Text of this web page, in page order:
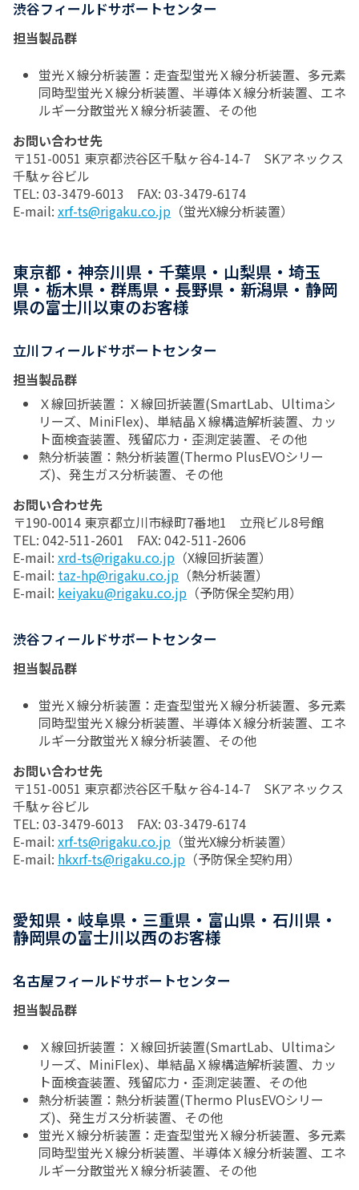
渋谷フィールドサポートセンター
担当製品群
蛍光Ｘ線分析装置：走査型蛍光Ｘ線分析装置、多元素
同時型蛍光Ｘ線分析装置、半導体Ｘ線分析装置、エネ
ルギー分散蛍光Ⅹ線分析装置、その他
お問い合わせ先
〒151-0051 東京都渋谷区千駄ヶ谷4-14-7 SKアネックス
千駄ヶ谷ビル
TEL: 03-3479-6013 FAX: 03-3479-6174
E-mail: xrf-ts@rigaku.co.jp （蛍光X線分析装置）
東京都・神奈川県・千葉県・山梨県・埼玉
県・栃木県・群馬県・長野県・新潟県・静岡
県の富士川以東のお客様
立川フィールドサポートセンター
担当製品群
Ｘ線回折装置：Ｘ線回折装置(SmartLab、Ultimaシ
リーズ、MiniFlex)、単結晶Ｘ線構造解析装置、カッ
ト面検査装置、残留応力・歪測定装置、その他
熱分析装置：熱分析装置(Thermo PlusEVOシリー
ズ)、発生ガス分析装置、その他
お問い合わせ先
〒190-0014 東京都立川市緑町7番地1 立飛ビル8号館
TEL: 042-511-2601 FAX: 042-511-2606
E-mail: xrd-ts@rigaku.co.jp （X線回折装置）
E-mail: taz-hp@rigaku.co.jp （熱分析装置）
E-mail: keiyaku@rigaku.co.jp （予防保全契約用）
渋谷フィールドサポートセンター
担当製品群
蛍光Ｘ線分析装置：走査型蛍光Ｘ線分析装置、多元素
同時型蛍光Ｘ線分析装置、半導体Ｘ線分析装置、エネ
ルギー分散蛍光Ⅹ線分析装置、その他
お問い合わせ先
〒151-0051 東京都渋谷区千駄ヶ谷4-14-7 SKアネックス
千駄ヶ谷ビル
TEL: 03-3479-6013 FAX: 03-3479-6174
E-mail: xrf-ts@rigaku.co.jp （蛍光X線分析装置）
E-mail: hkxrf-ts@rigaku.co.jp （予防保全契約用）
愛知県・岐阜県・三重県・富山県・石川県・
静岡県の富士川以西のお客様
名古屋フィールドサポートセンター
担当製品群
Ｘ線回折装置：Ｘ線回折装置(SmartLab、Ultimaシ
リーズ、MiniFlex)、単結晶Ｘ線構造解析装置、カッ
ト面検査装置、残留応力・歪測定装置、その他
熱分析装置：熱分析装置(Thermo PlusEVOシリー
ズ)、発生ガス分析装置、その他
蛍光Ｘ線分析装置：走査型蛍光Ｘ線分析装置、多元素
同時型蛍光Ｘ線分析装置、半導体Ｘ線分析装置、エネ
ルギー分散蛍光Ⅹ線分析装置、その他